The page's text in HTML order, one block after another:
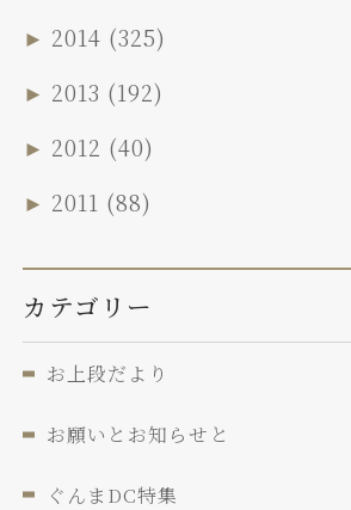
► 2014 (325)
► 2013 (192)
► 2012 (40)
► 2011 (88)
カテゴリー
お上段だより
お願いとお知らせと
ぐんまDC特集